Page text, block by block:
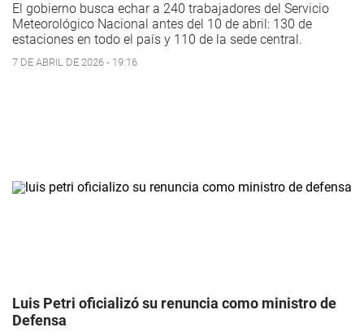
El gobierno busca echar a 240 trabajadores del Servicio
Meteorológico Nacional antes del 10 de abril: 130 de
estaciones en todo el país y 110 de la sede central.
7 DE ABRIL DE 2026 - 19:16
Luis Petri oficializó su renuncia como ministro de
Defensa